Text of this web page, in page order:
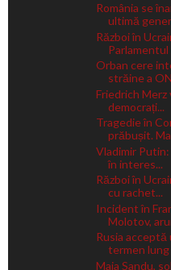
România se
ultimă
Război în
Parlamentul
Orban cere
străine a
Friedrich Merz
democrați...
Tragedie în
prăbușit.
Vladimir
în interes...
Război în
cu rachet...
Incident în
Molotov,
Rusia acceptă
termen lung
Maia Sandu,